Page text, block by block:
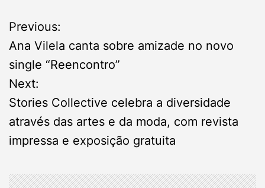
P
o
s
t
n
a
Previous:
Ana Vilela canta sobre amizade no novo
single “Reencontro”
Next:
Stories Collective celebra a diversidade
através das artes e da moda, com revista
impressa e exposição gratuita